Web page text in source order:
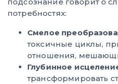
потребностях:
Смелое
токсичные циклы,
отношения,
Глубинное
трансформировать